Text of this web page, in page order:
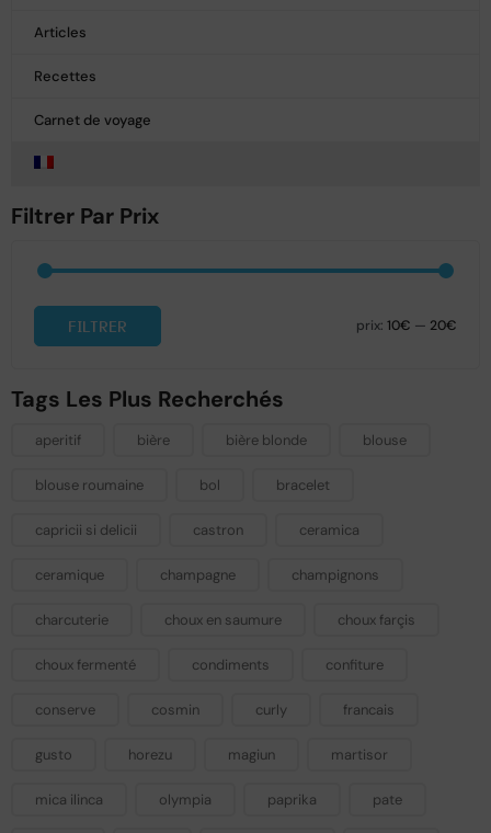
Articles
Recettes
Carnet de voyage
Filtrer Par Prix
FILTRER prix: 10€ — 20€
Tags Les Plus Recherchés
aperitif bière bière blonde blouse
blouse roumaine bol bracelet
capricii si delicii castron ceramica
ceramique champagne champignons
charcuterie choux en saumure choux farçis
choux fermenté condiments confiture
conserve cosmin curly francais
gusto horezu magiun martisor
mica ilinca olympia paprika pate